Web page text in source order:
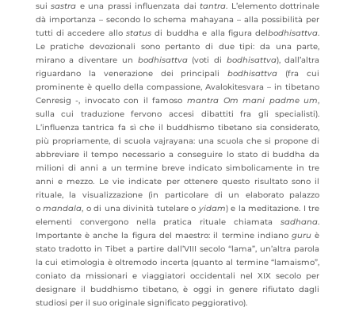
suisastra e una prassi influenzata daitantra. L’elemento dottrinale
dà importanza – secondo lo schema mahayana – alla possibilità per
tutti di accedere allostatus di buddha e alla figura delbodhisattva.
Le pratiche devozionali sono pertanto di due tipi: da una parte,
mirano a diventare un bodhisattva(voti di bodhisattva), dall’altra
riguardano la venerazione dei principalibodhisattva (fra cui
prominente è quello della compassione, Avalokitesvara – in tibetano
Cenresig -, invocato con il famosomantra Om mani padme um,
sulla cui traduzione fervono accesi dibattiti fra gli specialisti).
L’influenza tantrica fa sì che il buddhismo tibetano sia considerato,
più propriamente, di scuola vajrayana: una scuola che si propone di
abbreviare il tempo necessario a conseguire lo stato di buddha da
milioni di anni a un termine breve indicato simbolicamente in tre
anni e mezzo. Le vie indicate per ottenere questo risultato sono il
rituale, la visualizzazione (in particolare di un elaborato palazzo
omandala, o di una divinità tutelare o yidam) e la meditazione. I tre
elementi convergono nella pratica rituale chiamatasadhana.
Importante è anche la figura del maestro: il termine indiano guruè
stato tradotto in Tibet a partire dall’VIII secolo “lama”, un’altra parola
la cui etimologia è oltremodo incerta (quanto al termine “lamaismo”,
coniato da missionari e viaggiatori occidentali nel XIX secolo per
designare il buddhismo tibetano, è oggi in genere rifiutato dagli
studiosi per il suo originale significato peggiorativo).